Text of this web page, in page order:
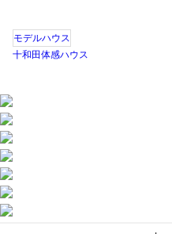
モデルハウス
十和田体感ハウス